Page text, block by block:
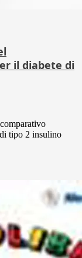
il diabete di
tipo 2 insulino